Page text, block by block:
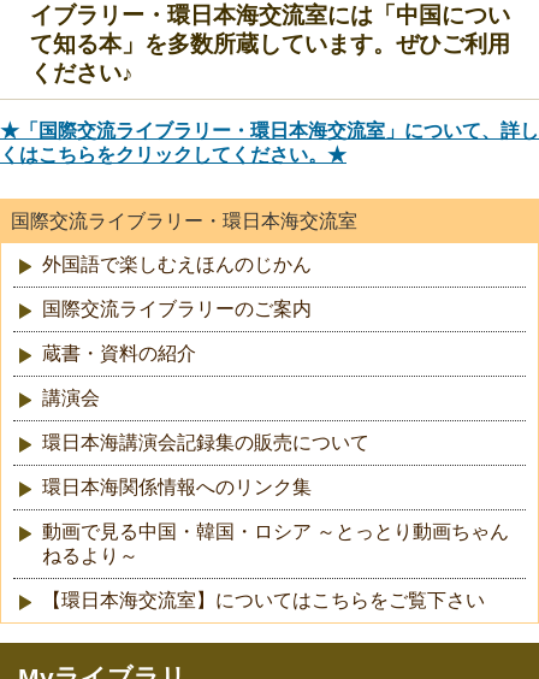
イブラリー・環日本海交流室には「中国につい
て知る本」を多数所蔵しています。ぜひご利用
ください♪
★「国際交流ライブラリー・環日本海交流室」について、詳し
くはこちらをクリックしてください。★
国際交流ライブラリー・環日本海交流室
外国語で楽しむえほんのじかん
国際交流ライブラリーのご案内
蔵書・資料の紹介
講演会
環日本海講演会記録集の販売について
環日本海関係情報へのリンク集
動画で見る中国・韓国・ロシア ～とっとり動画ちゃん
ねるより～
【環日本海交流室】についてはこちらをご覧下さい